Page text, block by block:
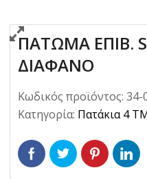
ΠΑΤΩΜΑ ΕΠΙΒ.
ΔΙΑΦΑΝΟ
Κωδικός προϊόντος: 34-
Κατηγορία: Πατάκια 4